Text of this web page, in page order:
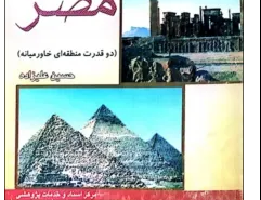
قربانی شکاف دولت و
صرفا حمله امریکا. حمله
شکاف عمیقی است که
داده است. از همین جا
که تا هنگامی جمهوری
از اعتراضات مردم دارد
برای انتقامجویی موثر از